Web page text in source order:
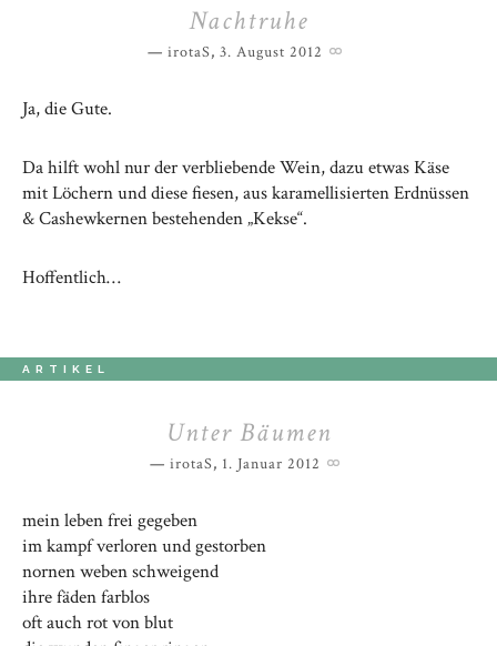
Nachtruhe
irotaS, 3. August 2012
Ja, die Gute.
Da hilft wohl nur der verbliebende Wein, dazu etwas Käse
mit Löchern und diese fiesen, aus karamellisierten Erdnüssen
& Cashewkernen bestehenden „Kekse“.
Hoffentlich…
ARTIKEL
Unter Bäumen
irotaS, 1. Januar 2012
mein leben frei gegeben
im kampf verloren und gestorben
nornen weben schweigend
ihre fäden farblos
oft auch rot von blut